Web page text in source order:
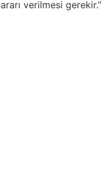
verilmesi gerekir.”